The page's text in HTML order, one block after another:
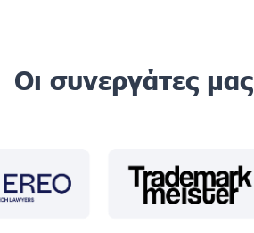
Οι συνεργάτες μας